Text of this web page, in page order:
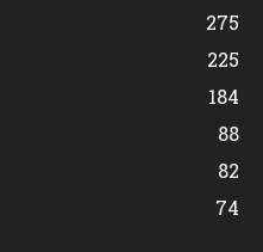
275
225
184
88
82
74